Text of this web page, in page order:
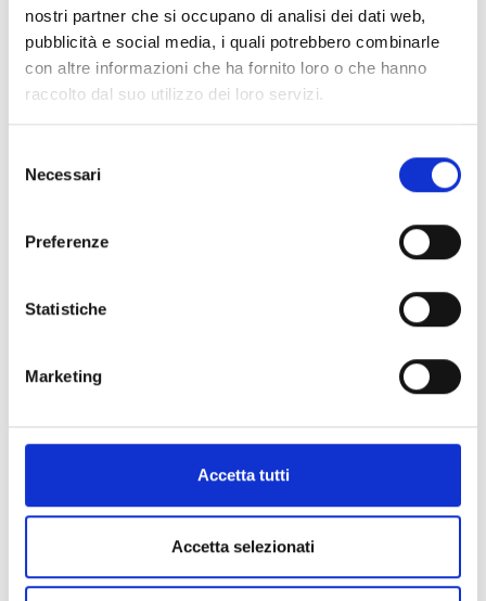
nostri partner che si occupano di analisi dei dati web,
pubblicità e social media, i quali potrebbero combinarle
con altre informazioni che ha fornito loro o che hanno
raccolto dal suo utilizzo dei loro servizi.
delNecessari
Preferenze
Statistiche
Marketing
Accetta tutti
Accetta selezionati
Golden Ellipse
PATEK PHILIPPE
Golden ellipse, carica automatica - 5738P-001